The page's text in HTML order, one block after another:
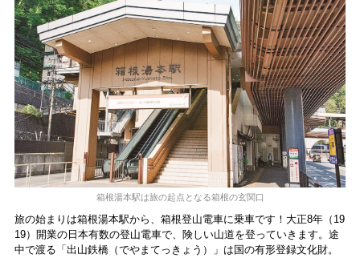
箱根湯本駅は旅の起点となる箱根の玄関口
旅の始まりは箱根湯本駅から、箱根登山電車に乗車です！大正8年（19
19）開業の日本有数の登山電車で、険しい山道を登っていきます。途
中で渡る「出山鉄橋（でやまてっきょう）」は国の有形登録文化財。